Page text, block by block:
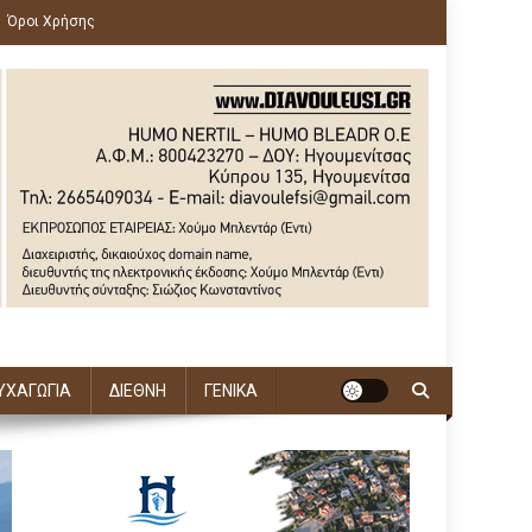
Όροι Χρήσης
ΔΙΕΘΝΗ ΓΕΝΙΚΑ